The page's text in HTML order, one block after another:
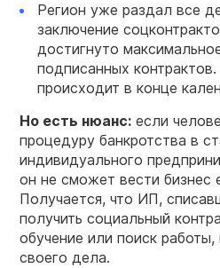
Регион уже раздал все
заключение
достигнуто
подписанных
происходит в конце
Но есть нюанс: если
процедуру банкротства в
индивидуального
он не сможет вести бизнес
Получается, что ИП,
получить социальный
обучение или поиск
своего дела.